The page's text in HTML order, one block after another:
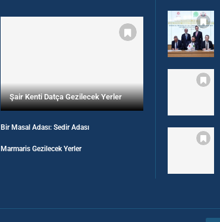
Şair Kenti Datça Gezilecek Yerler
Bir Masal Adası: Sedir Adası
Marmaris Gezilecek Yerler